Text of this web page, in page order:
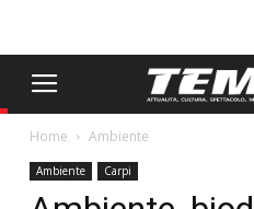
Home Ambiente
Ambiente Carpi